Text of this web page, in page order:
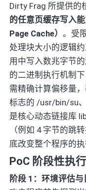
Dirty Frag 所提供的
的任意页缓存写入
Page Cache）。受
处理块大小的逻辑
用中写入数兆字节
的二进制执行机制
需精确计算偏移量
标志的 /usr/bin/su
是核心动态链接库
（例如 4 字节的跳
底改变整个程序的执
PoC 阶段性执
阶段 1：环境评估